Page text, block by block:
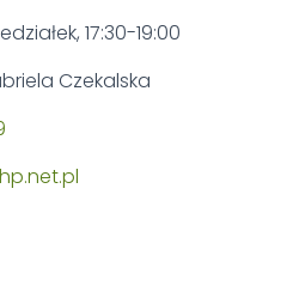
17:30-19:00
Czekalska